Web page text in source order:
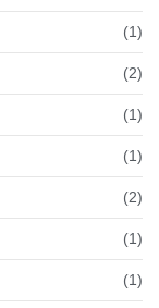
(1)
(2)
(1)
(1)
(2)
(1)
(1)